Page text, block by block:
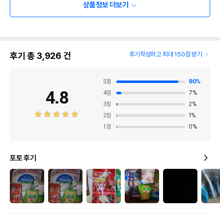
상품정보 더보기
후기 총 3,926 건 후기작성하고 최대 150점 받기
4.8
5점 90%
4점 7%
3점 2%
2점 1 %
1 점 0%
포토 후기